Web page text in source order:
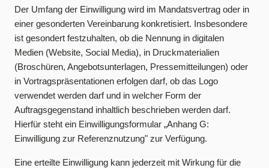
Der Umfang der Einwilligung wird im Mandatsvertrag oder in
einer gesonderten Vereinbarung konkretisiert. Insbesondere
ist gesondert festzuhalten, ob die Nennung in digitalen
Medien (Website, Social Media), in Druckmaterialien
(Broschüren, Angebotsunterlagen, Pressemitteilungen) oder
in Vortragspräsentationen erfolgen darf, ob das Logo
verwendet werden darf und in welcher Form der
Auftragsgegenstand inhaltlich beschrieben werden darf.
Hierfür steht ein Einwilligungsformular „Anhang G:
Einwilligung zur Referenznutzung" zur Verfügung.
Eine erteilte Einwilligung kann jederzeit mit Wirkung für die